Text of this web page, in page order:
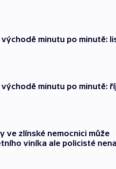
východě minutu po minutě:
východě minutu po minutě:
ve zlínské nemocnici může
viníka ale policisté